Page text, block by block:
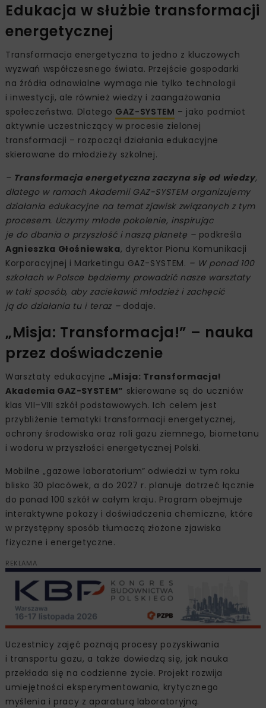
Edukacja w służbie transformacji
energetycznej
Transformacja energetyczna to jedno z kluczowych
wyzwań współczesnego świata. Przejście gospodarki
na źródła odnawialne wymaga nie tylko technologii
i inwestycji, ale również wiedzy i zaangażowania
społeczeństwa. Dlatego GAZ-SYSTEM – jako podmiot
aktywnie uczestniczący w procesie zielonej
transformacji – rozpoczął działania edukacyjne
skierowane do młodzieży szkolnej.
– Transformacja energetyczna zaczyna się od wiedzy,
dlatego w ramach Akademii GAZ-SYSTEM organizujemy
działania edukacyjne na temat zjawisk związanych z tym
procesem. Uczymy młode pokolenie, inspirując
je do dbania o przyszłość i naszą planetę –podkreśla
Agnieszka Głośniewska, dyrektor Pionu Komunikacji
Korporacyjnej i Marketingu GAZ-SYSTEM. – W ponad 100
szkołach w Polsce będziemy prowadzić nasze warsztaty
w taki sposób, aby zaciekawić młodzież i zachęcić
ją do działania tu i teraz –dodaje.
„Misja: Transformacja!” – nauka
przez doświadczenie
Warsztaty edukacyjne „Misja: Transformacja!
Akademia GAZ-SYSTEM” skierowane są do uczniów
klas VII–VIII szkół podstawowych. Ich celem jest
przybliżenie tematyki transformacji energetycznej,
ochrony środowiska oraz roli gazu ziemnego, biometanu
i wodoru w przyszłości energetycznej Polski.
Mobilne „gazowe laboratorium” odwiedzi w tym roku
blisko 30 placówek, a do 2027 r. planuje dotrzeć łącznie
do ponad 100 szkół w całym kraju. Program obejmuje
interaktywne pokazy i doświadczenia chemiczne, które
w przystępny sposób tłumaczą złożone zjawiska
fizyczne i energetyczne.
REKLAMA
Uczestnicy zajęć poznają procesy pozyskiwania
i transportu gazu, a także dowiedzą się, jak nauka
przekłada się na codzienne życie. Projekt rozwija
umiejętności eksperymentowania, krytycznego
myślenia i pracy z aparaturą laboratoryjną.